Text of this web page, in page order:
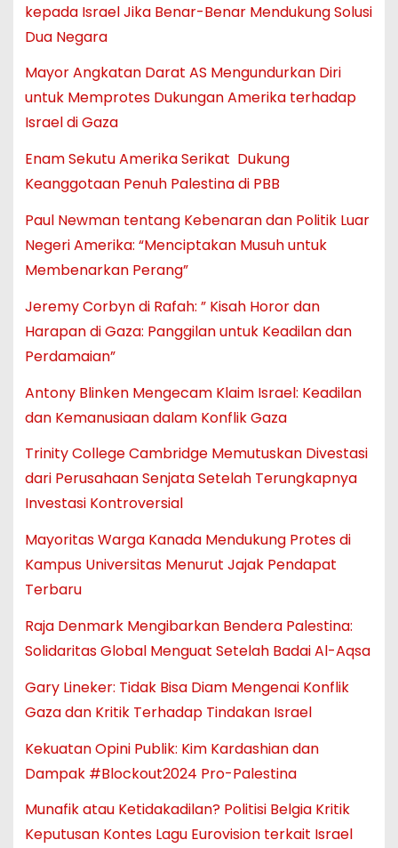
kepada Israel Jika Benar-Benar Mendukung Solusi
Dua Negara
Mayor Angkatan Darat AS Mengundurkan Diri
untuk Memprotes Dukungan Amerika terhadap
Israel di Gaza
Enam Sekutu Amerika Serikat Dukung
Keanggotaan Penuh Palestina di PBB
Paul Newman tentang Kebenaran dan Politik Luar
Negeri Amerika: “Menciptakan Musuh untuk
Membenarkan Perang”
Jeremy Corbyn di Rafah: ” Kisah Horor dan
Harapan di Gaza: Panggilan untuk Keadilan dan
Perdamaian”
Antony Blinken Mengecam Klaim Israel: Keadilan
dan Kemanusiaan dalam Konflik Gaza
Trinity College Cambridge Memutuskan Divestasi
dari Perusahaan Senjata Setelah Terungkapnya
Investasi Kontroversial
Mayoritas Warga Kanada Mendukung Protes di
Kampus Universitas Menurut Jajak Pendapat
Terbaru
Raja Denmark Mengibarkan Bendera Palestina:
Solidaritas Global Menguat Setelah Badai Al-Aqsa
Gary Lineker: Tidak Bisa Diam Mengenai Konflik
Gaza dan Kritik Terhadap Tindakan Israel
Kekuatan Opini Publik: Kim Kardashian dan
Dampak #Blockout2024 Pro-Palestina
Munafik atau Ketidakadilan? Politisi Belgia Kritik
Keputusan Kontes Lagu Eurovision terkait Israel